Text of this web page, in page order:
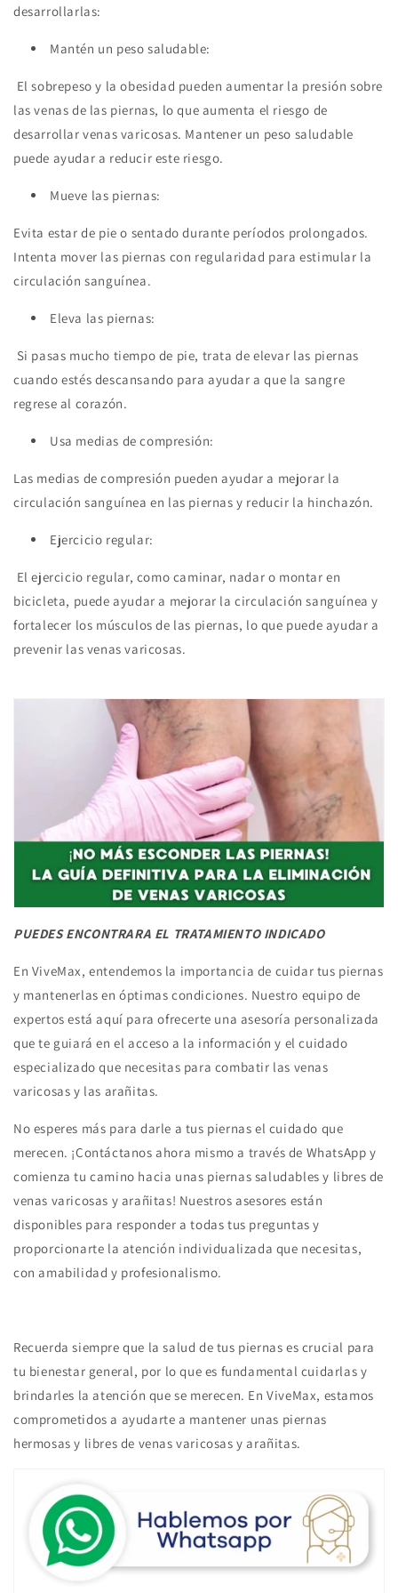
desarrollarlas:
Mantén un peso saludable:
El sobrepeso y la obesidad pueden aumentar la presión sobre
las venas de las piernas, lo que aumenta el riesgo de
desarrollar venas varicosas. Mantener un peso saludable
puede ayudar a reducir este riesgo.
Mueve las piernas:
Evita estar de pie o sentado durante períodos prolongados.
Intenta mover las piernas con regularidad para estimular la
circulación sanguínea.
Eleva las piernas:
Si pasas mucho tiempo de pie, trata de elevar las piernas
cuando estés descansando para ayudar a que la sangre
regrese al corazón.
Usa medias de compresión:
Las medias de compresión pueden ayudar a mejorar la
circulación sanguínea en las piernas y reducir la hinchazón.
Ejercicio regular:
El ejercicio regular, como caminar, nadar o montar en
bicicleta, puede ayudar a mejorar la circulación sanguínea y
fortalecer los músculos de las piernas, lo que puede ayudar a
prevenir las venas varicosas.
PUEDES ENCONTRARA EL TRATAMIENTO INDICADO
En ViveMax, entendemos la importancia de cuidar tus piernas
y mantenerlas en óptimas condiciones. Nuestro equipo de
expertos está aquí para ofrecerte una asesoría personalizada
que te guiará en el acceso a la información y el cuidado
especializado que necesitas para combatir las venas
varicosas y las arañitas.
No esperes más para darle a tus piernas el cuidado que
merecen. ¡Contáctanos ahora mismo a través de WhatsApp y
comienza tu camino hacia unas piernas saludables y libres de
venas varicosas y arañitas! Nuestros asesores están
disponibles para responder a todas tus preguntas y
proporcionarte la atención individualizada que necesitas,
con amabilidad y profesionalismo.
Recuerda siempre que la salud de tus piernas es crucial para
tu bienestar general, por lo que es fundamental cuidarlas y
brindarles la atención que se merecen. En ViveMax, estamos
comprometidos a ayudarte a mantener unas piernas
hermosas y libres de venas varicosas y arañitas.